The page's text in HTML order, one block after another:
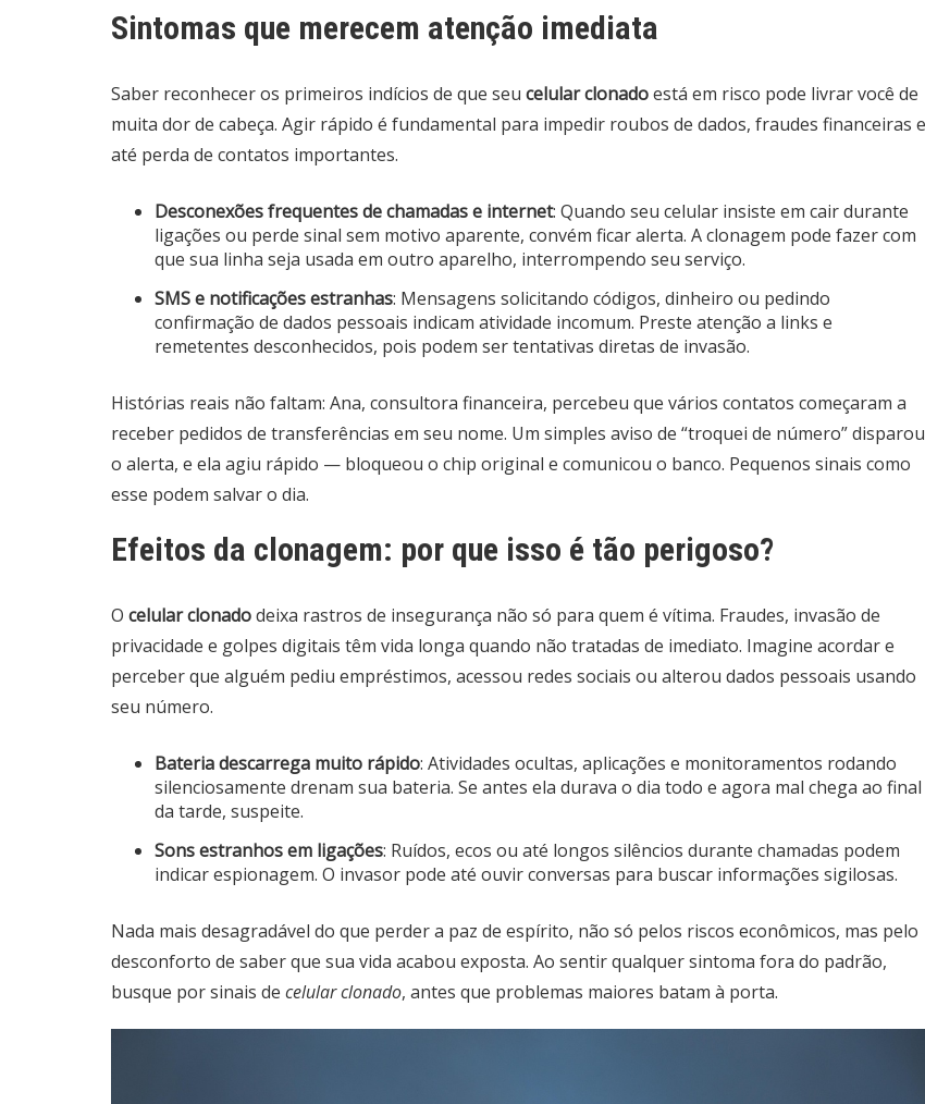
Sintomas que merecem atenção imediata
Saber reconhecer os primeiros indícios de que seu celular clonadoestá em risco pode livrar você de
muita dor de cabeça. Agir rápido é fundamental para impedir roubos de dados, fraudes financeiras e
até perda de contatos importantes.
Desconexões frequentes de chamadas e internet: Quando seu celular insiste em cair durante
ligações ou perde sinal sem motivo aparente, convém ficar alerta. A clonagem pode fazer com
que sua linha seja usada em outro aparelho, interrompendo seu serviço.
SMS e notificações estranhas: Mensagens solicitando códigos, dinheiro ou pedindo
confirmação de dados pessoais indicam atividade incomum. Preste atenção a links e
remetentes desconhecidos, pois podem ser tentativas diretas de invasão.
Histórias reais não faltam: Ana, consultora financeira, percebeu que vários contatos começaram a
receber pedidos de transferências em seu nome. Um simples aviso de “troquei de número” disparou
o alerta, e ela agiu rápido — bloqueou o chip original e comunicou o banco. Pequenos sinais como
esse podem salvar o dia.
Efeitos da clonagem: por que isso é tão perigoso?
O celular clonadodeixa rastros de insegurança não só para quem é vítima. Fraudes, invasão de
privacidade e golpes digitais têm vida longa quando não tratadas de imediato. Imagine acordar e
perceber que alguém pediu empréstimos, acessou redes sociais ou alterou dados pessoais usando
seu número.
Bateria descarrega muito rápido: Atividades ocultas, aplicações e monitoramentos rodando
silenciosamente drenam sua bateria. Se antes ela durava o dia todo e agora mal chega ao final
da tarde, suspeite.
Sons estranhos em ligações: Ruídos, ecos ou até longos silêncios durante chamadas podem
indicar espionagem. O invasor pode até ouvir conversas para buscar informações sigilosas.
Nada mais desagradável do que perder a paz de espírito, não só pelos riscos econômicos, mas pelo
desconforto de saber que sua vida acabou exposta. Ao sentir qualquer sintoma fora do padrão,
busque por sinais de celular clonado, antes que problemas maiores batam à porta.